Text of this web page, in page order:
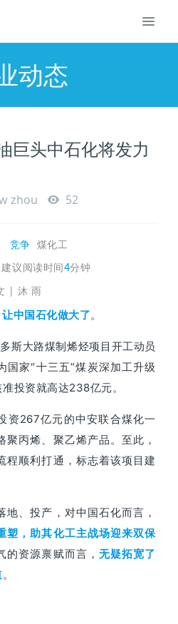
动态
巨头中石化将发力
zhou 52
竞争 煤化工
建议阅读时间4分钟
| 沐 雨
让中国石化做大了。
斯大路煤制烯烃项目开工动员
国家“十三五”煤炭深加工升级
投资就高达238亿元。
资267亿元的中安联合煤化一
聚丙烯、聚乙烯产品。至此，
程顺利打通，标志着该项目建
、投产，对中国石化而言，
塑，助其化工主战场迎来双保
的资源禀赋而言，无疑拓宽了
。